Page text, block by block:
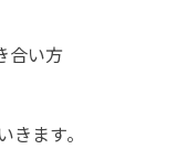
合い方
ます。